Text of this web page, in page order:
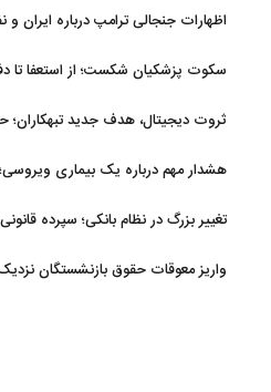
اظهارات جنجالی ترامپ درباره ایران و
سکوت پزشکیان شکست؛ از استعفا تا
ثروت دیجیتال، هدف جدید تبهکاران؛
هشدار مهم درباره یک بیماری
تغییر بزرگ در نظام بانکی؛ سپرده
واریز معوقات حقوق بازنشستگان